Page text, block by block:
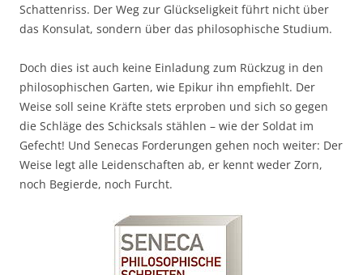
Schattenriss. Der Weg zur Glückseligkeit führt nicht über
das Konsulat, sondern über das philosophische Studium.
Doch dies ist auch keine Einladung zum Rückzug in den
philosophischen Garten, wie Epikur ihn empfiehlt. Der
Weise soll seine Kräfte stets erproben und sich so gegen
die Schläge des Schicksals stählen – wie der Soldat im
Gefecht! Und Senecas Forderungen gehen noch weiter: Der
Weise legt alle Leidenschaften ab, er kennt weder Zorn,
noch Begierde, noch Furcht.